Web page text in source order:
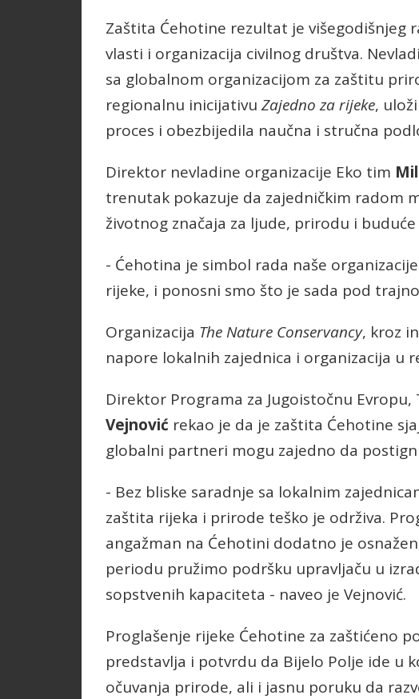
Zaštita Ćehotine rezultat je višegodišnjeg
vlasti i organizacija civilnog društva.
sa globalnom organizacijom za zaštitu
regionalnu inicijativu Zajedno za rijeke,
proces i obezbijedila naučna i stručna
Direktor nevladine organizacije Eko tim
trenutak pokazuje da zajedničkim radom
životnog značaja za ljude, prirodu i buduće
- Ćehotina je simbol rada naše
rijeke, i ponosni smo što je sada pod
Organizacija The Nature Conservancy, kroz
napore lokalnih zajednica i organizacija u
Direktor Programa za Jugoistočnu Evropu,
Vejnović rekao je da je zaštita Ćehotine
globalni partneri mogu zajedno da
- Bez bliske saradnje sa lokalnim
zaštita rijeka i prirode teško je održiva.
angažman na Ćehotini dodatno je
periodu pružimo podršku upravljaču u
sopstvenih kapaciteta - naveo je Vejnović.
Proglašenje rijeke Ćehotine za zaštićeno
predstavlja i potvrdu da Bijelo Polje ide u
očuvanja prirode, ali i jasnu poruku da